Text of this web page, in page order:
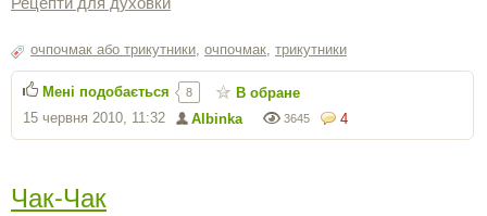
очпочмак або трикутники очпочмак трикутники
4
3645
Albinka
15 червня 2010, 11:32
Мені подобається 8 В обране
Чак-Чак